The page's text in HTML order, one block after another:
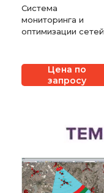
Система
мониторинга и
оптимизации сетей
Ascom)Цена по
запросу